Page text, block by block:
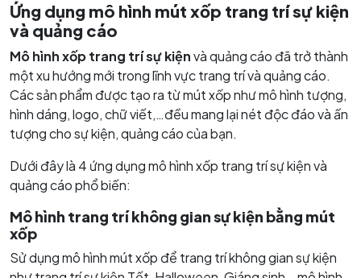
Ứng dụng mô hình mút xốp trang trí sự kiện
và quảng cáo
Mô hình xốp trang trí sự kiệnvà quảng cáo đã trở thành
một xu hướng mới trong lĩnh vực trang trí và quảng cáo.
Các sản phẩm được tạo ra từ mút xốp như mô hình tượng,
hình dáng, logo, chữ viết,…đều mang lại nét độc đáo và ấn
tượng cho sự kiện, quảng cáo của bạn.
Dưới đây là 4 ứng dụng mô hình xốp trang trí sự kiện và
quảng cáo phổ biến:
Mô hình trang trí không gian sự kiện bằng mút
xốp
Sử dụng mô hình mút xốp để trang trí không gian sự kiện